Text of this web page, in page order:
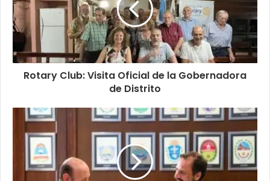
Rotary Club: Visita Oficial de la Gobernadora
de Distrito